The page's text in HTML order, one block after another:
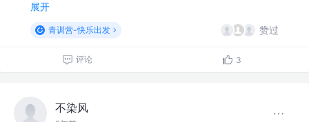
展开
青训营-快乐出发 赞过
评论 3
不染风